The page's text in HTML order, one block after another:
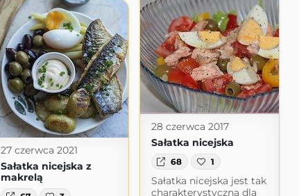
28 czerwca 2017
Sałatka nicejska
68 1
Sałatka nicejska jest tak
charakterystyczna dla
27 czerwca 2021
Sałatka nicejska z
makrelą